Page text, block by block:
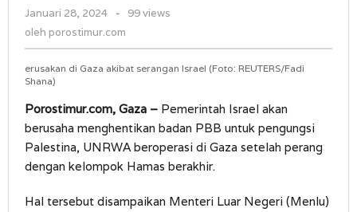
di
ini
Kata
Hamas
Januari 28, 2024
oleh
-
99 views
oleh porostimur.com
erusakan di Gaza akibat serangan Israel (Foto: REUTERS/Fadi
Shana)
Porostimur.com, Gaza – Pemerintah Israel akan
berusaha menghentikan badan PBB untuk pengungsi
Palestina, UNRWA beroperasi di Gaza setelah perang
dengan kelompok Hamas berakhir.
Hal tersebut disampaikan Menteri Luar Negeri (Menlu)